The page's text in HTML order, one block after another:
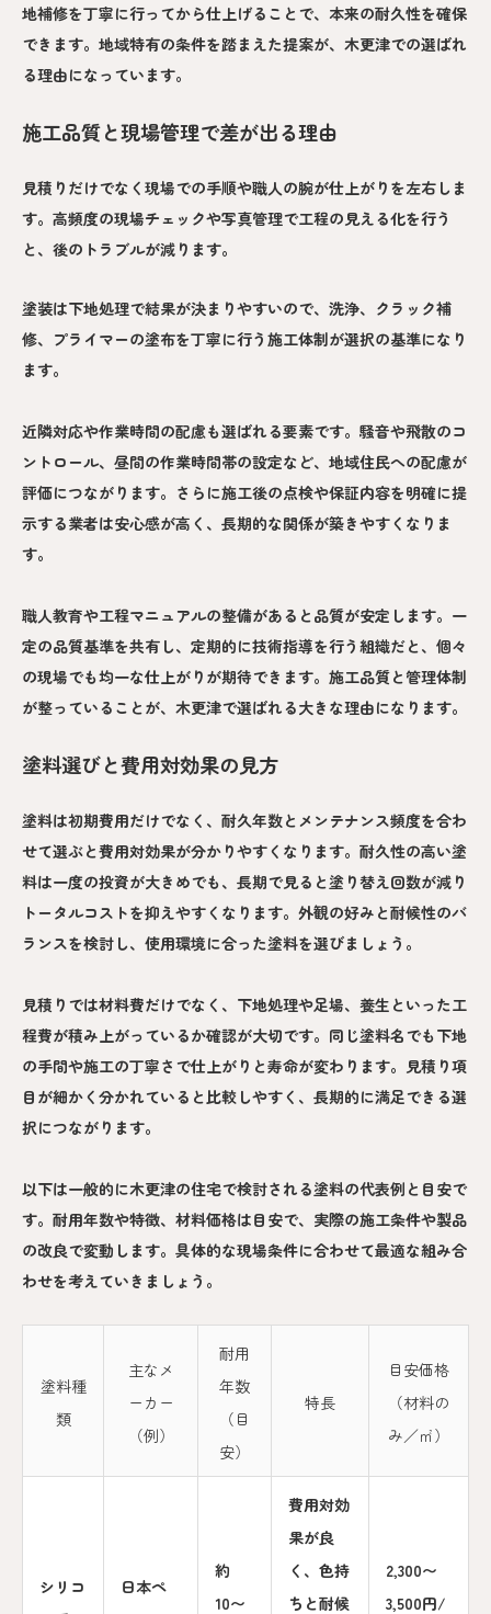
地補修を丁寧に行ってから仕上げることで、本来の耐久性を確保
できます。地域特有の条件を踏まえた提案が、木更津での選ばれ
る理由になっています。
施工品質と現場管理で差が出る理由
見積りだけでなく現場での手順や職人の腕が仕上がりを左右しま
す。高頻度の現場チェックや写真管理で工程の見える化を行う
と、後のトラブルが減ります。
塗装は下地処理で結果が決まりやすいので、洗浄、クラック補
修、プライマーの塗布を丁寧に行う施工体制が選択の基準になり
ます。
近隣対応や作業時間の配慮も選ばれる要素です。騒音や飛散のコ
ントロール、昼間の作業時間帯の設定など、地域住民への配慮が
評価につながります。さらに施工後の点検や保証内容を明確に提
示する業者は安心感が高く、長期的な関係が築きやすくなりま
す。
職人教育や工程マニュアルの整備があると品質が安定します。一
定の品質基準を共有し、定期的に技術指導を行う組織だと、個々
の現場でも均一な仕上がりが期待できます。施工品質と管理体制
が整っていることが、木更津で選ばれる大きな理由になります。
塗料選びと費用対効果の見方
塗料は初期費用だけでなく、耐久年数とメンテナンス頻度を合わ
せて選ぶと費用対効果が分かりやすくなります。耐久性の高い塗
料は一度の投資が大きめでも、長期で見ると塗り替え回数が減り
トータルコストを抑えやすくなります。外観の好みと耐候性のバ
ランスを検討し、使用環境に合った塗料を選びましょう。
見積りでは材料費だけでなく、下地処理や足場、養生といった工
程費が積み上がっているか確認が大切です。同じ塗料名でも下地
の手間や施工の丁寧さで仕上がりと寿命が変わります。見積り項
目が細かく分かれていると比較しやすく、長期的に満足できる選
択につながります。
以下は一般的に木更津の住宅で検討される塗料の代表例と目安で
す。耐用年数や特徴、材料価格は目安で、実際の施工条件や製品
の改良で変動します。具体的な現場条件に合わせて最適な組み合
わせを考えていきましょう。
塗料種
類
主なメ
ーカー
（例）
耐用
年数
（目
安）
特長
目安価格
（材料の
み／㎡）
シリコ
日本ペ
約
10〜
費用対効
果が良
く、色持
ちと耐候
2,300〜
3,500円/